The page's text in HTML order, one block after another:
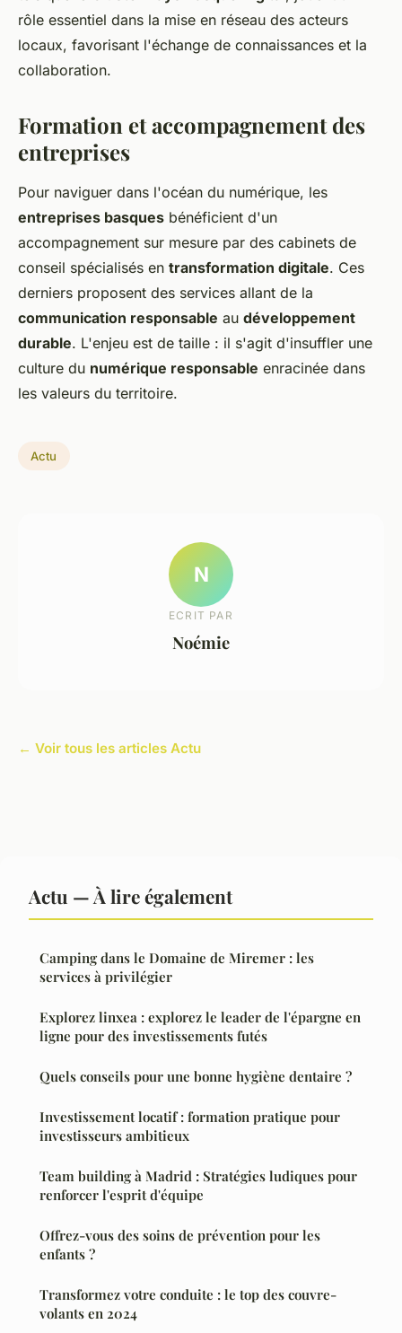
rôle essentiel dans la mise en réseau des acteurs
locaux, favorisant l'échange de connaissances et la
collaboration.
Formation et accompagnement des
entreprises
Pour naviguer dans l'océan du numérique, les
entreprises basques bénéficient d'un
accompagnement sur mesure par des cabinets de
conseil spécialisés en transformation digitale. Ces
derniers proposent des services allant de la
communication responsable au développement
durable. L'enjeu est de taille : il s'agit d'insuffler une
culture du numérique responsable enracinée dans
les valeurs du territoire.
Actu
N
ECRIT PAR
Noémie
← Voir tous les articles Actu
Actu — À lire également
Camping dans le Domaine de Miremer : les
services à privilégier
Explorez linxea : explorez le leader de l'épargne en
ligne pour des investissements futés
Quels conseils pour une bonne hygiène dentaire ?
Investissement locatif : formation pratique pour
investisseurs ambitieux
Team building à Madrid : Stratégies ludiques pour
renforcer l'esprit d'équipe
Offrez-vous des soins de prévention pour les
enfants ?
Transformez votre conduite : le top des couvre-
volants en 2024